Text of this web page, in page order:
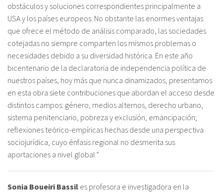
obstáculos y soluciones correspondientes principalmente a
USA y los países europeos. No obstante las enormes ventajas
que ofrece el método de análisis comparado, las sociedades
cotejadas no siempre comparten los mismos problemas o
necesidades debido a su diversidad histórica. En este año
bicentenario de la declaratoria de independencia política de
nuestros países, hoy más que nunca dinamizados, presentamos
en esta obra siete contribuciones que abordan el acceso desde
distintos campos: género, medios alternos, derecho urbano,
sistema penitenciario, pobreza y exclusión, emancipación;
reflexiones teórico-empíricas hechas desde una perspectiva
sociojurídica, cuyo énfasis regional no desmerita sus
aportaciones a nivel global.”
Sonia Boueiri Bassil es profesora e investigadora en la